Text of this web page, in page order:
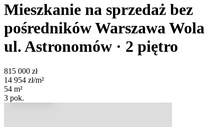
Mieszkanie na sprzedaż bez
pośrednikówWarszawa Wola
ul. Astronomów · 2 piętro
815 000 zł
14 954 zł/m²
54 m²
3 pok.